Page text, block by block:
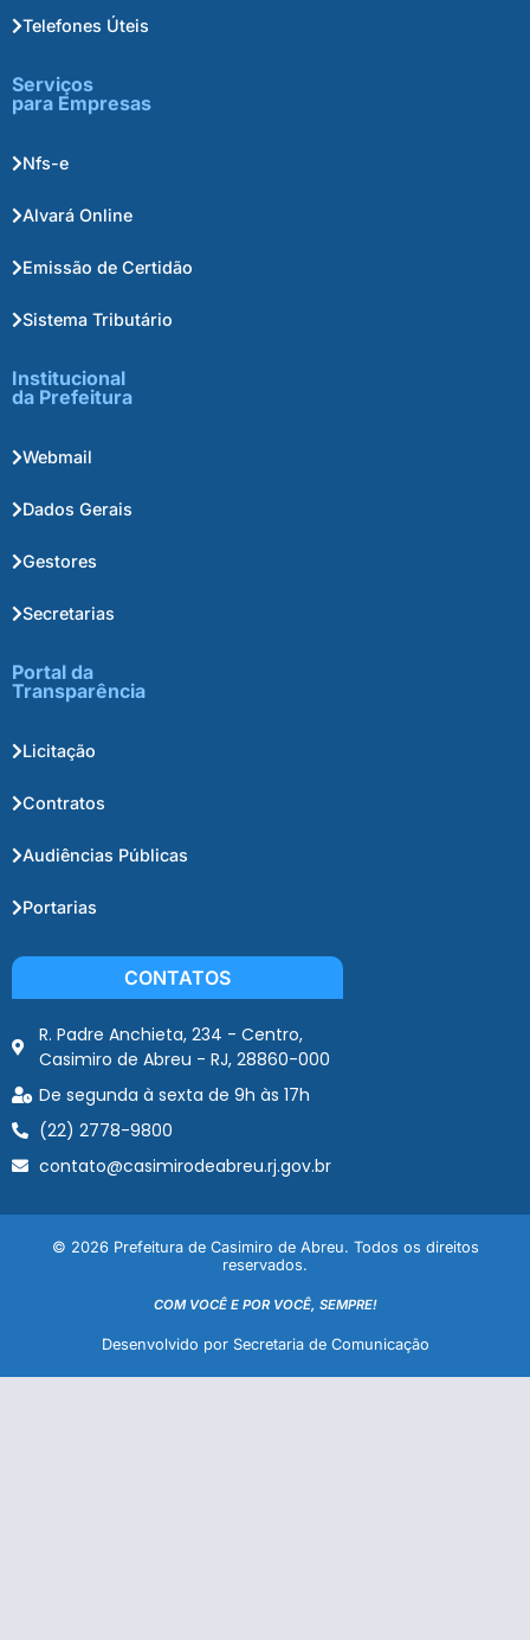
Telefones Úteis
Serviços
para Empresas
Nfs-e
Alvará Online
Emissão de Certidão
Sistema Tributário
Institucional
da Prefeitura
Webmail
Dados Gerais
Gestores
Secretarias
Portal da
Transparência
Licitação
Contratos
Audiências Públicas
Portarias
CONTATOS
R. Padre Anchieta, 234 - Centro,
Casimiro de Abreu - RJ, 28860-000
De segunda à sexta de 9h às 17h
(22) 2778-9800
contato@casimirodeabreu.rj.gov.br
© 2026 Prefeitura de Casimiro de Abreu. Todos os direitos
reservados.
COM VOCÊ E POR VOCÊ, SEMPRE!
Desenvolvido por Secretaria de Comunicação